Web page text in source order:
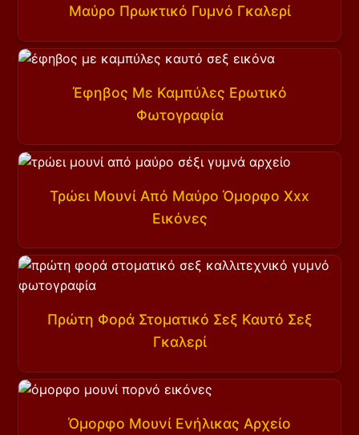
Μαύρο Πρωκτικό Γυμνό Γκαλερί
Έφηβος Με Καμπύλες Ερωτικό
Φωτογραφία
Τρώει Μουνί Από Μαύρο Όμορφο Xxx
Εικόνες
Πρώτη Φορά Στοματικό Σεξ Καυτό Σεξ
Γκαλερί
Όμορφο Μουνί Ενήλικας Αρχείο